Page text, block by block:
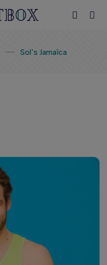
Sol's Jamaïca